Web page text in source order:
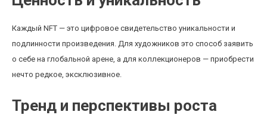
Каждый NFT — это цифровое свидетельство уникальности и
подлинности произведения. Для художников это способ заявить
о себе на глобальной арене, а для коллекционеров — приобрести
нечто редкое, эксклюзивное.
Тренд и перспективы роста